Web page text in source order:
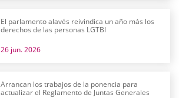
El parlamento alavés reivindica un año más los
derechos de las personas LGTBI
26 jun. 2026
Arrancan los trabajos de la ponencia para
actualizar el Reglamento de Juntas Generales